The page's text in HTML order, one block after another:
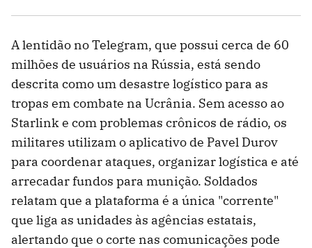
A lentidão no Telegram, que possui cerca de 60
milhões de usuários na Rússia, está sendo
descrita como um desastre logístico para as
tropas em combate na Ucrânia. Sem acesso ao
Starlink e com problemas crônicos de rádio, os
militares utilizam o aplicativo de Pavel Durov
para coordenar ataques, organizar logística e até
arrecadar fundos para munição. Soldados
relatam que a plataforma é a única "corrente"
que liga as unidades às agências estatais,
alertando que o corte nas comunicações pode